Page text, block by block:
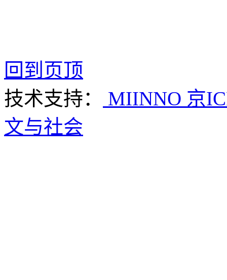
回到页顶
技术支持：
MIINNO 京
文与社会